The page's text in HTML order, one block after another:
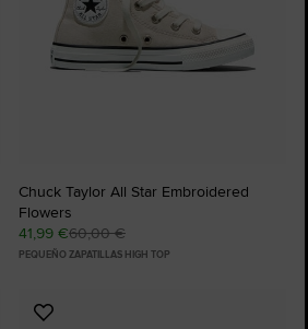
Chuck Taylor All Star Embroidered
Flowers
41,99 €60,00 €
PEQUEÑO ZAPATILLAS HIGH TOP
Añadir